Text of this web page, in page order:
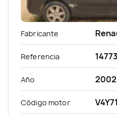
Fabricante
Referencia 14773
Año 2002
Código motor